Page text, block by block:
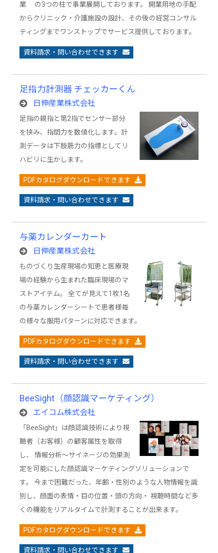
業 の3つの柱で事業展開しております。 開業用地の手配
からクリニック・介護施設の設計、その後の経営コンサル
ティングまでワンストップでサービス提供しております。
資料請求・問い合わせできます
足指力計測器 チェッカーくん
日伸産業株式会社
足指の親指と第2指でセンサー部分
を挟み、指間力を数値化します。計
測データは下肢筋力の指標としてリ
ハビリに生かします。
PDFカタログダウンロードできます
資料請求・問い合わせできます
与薬カレンダーカート
日伸産業株式会社
ものづくり生産現場の知恵と医療現
場の経験から生まれた臨床現場のマ
ストアイテム。 全てが見えて1枚1名
の与薬カレンダーシートで患者様毎
の様々な服用パターンに対応できます。
PDFカタログダウンロードできます
資料請求・問い合わせできます
BeeSight（顔認識マーケティング）
エイコム株式会社
「BeeSight」は顔認識技術により視
聴者（お客様）の顧客属性を取得
し、 情報分析～サイネージの効果測
定を可能にした顔認識マーケティングソリューションで
す。 今まで困難だった、年齢・性別のような人物情報を識
別し、顔面の表情・目の位置・頭の方向・ 視聴時間など多
くの機能をリアルタイムで計測することが出来ます。
PDFカタログダウンロードできます
資料請求・問い合わせできます